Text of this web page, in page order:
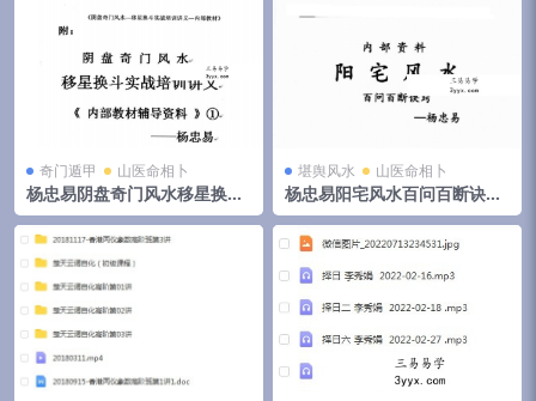
奇门遁甲 山医命相卜
杨忠易阴盘奇门风水移星换斗
实战培训讲义.pdf 92页 百度
云
堪舆风水 山医命相卜
杨忠易阳宅风水百问百断诀窍
132页.pdf 资料合集 百度云下
载！